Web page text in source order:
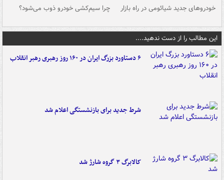
خودروهای جدید شیائومی در راه بازار چرا سیم‌کشی خودرو ذوب می‌شود؟
این مطالب را از دست ندهید....
۶ دستاورد بزرگ ایران در ۱۶۰ روز رهبری رهبر انقلاب
شرط جدید برای بازنشستگی اعلام شد
کالابرگ ۳ گروه شارژ شد